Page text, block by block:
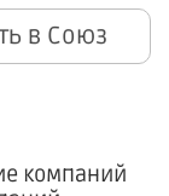
в Союз
компаний